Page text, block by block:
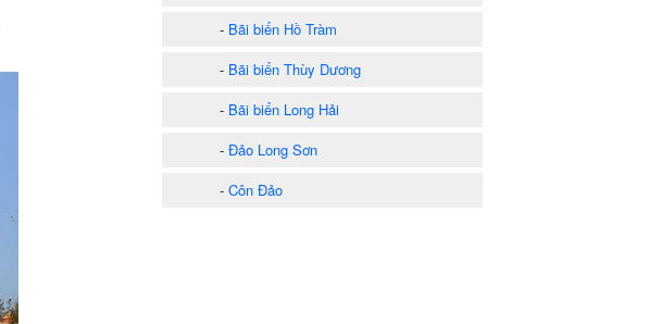
- Bãi biển Hồ Tràm
- Bãi biển Thùy Dương
- Bãi biển Long Hải
- Đảo Long Sơn
- Côn Đảo